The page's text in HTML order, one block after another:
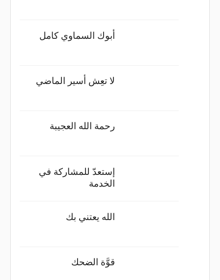
أبوك السماوي كامل
لا تعِش أسير الماضي
رحمة الله العجيبة
إستعدّ للمشاركة في
الخدمة
الله يعتني بك
قوَّة الضحك